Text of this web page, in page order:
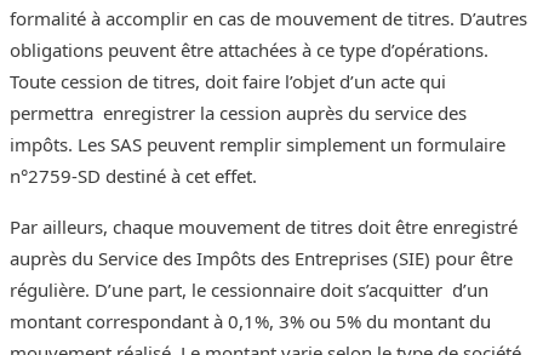
formalité à accomplir en cas de mouvement de titres. D’autres
obligations peuvent être attachées à ce type d’opérations.
Toute cession de titres, doit faire l’objet d’un acte qui
permettra enregistrer la cession auprès du service des
impôts. Les SAS peuvent remplir simplement un formulaire
n°2759-SD destiné à cet effet.
Par ailleurs, chaque mouvement de titres doit être enregistré
auprès du Service des Impôts des Entreprises (SIE) pour être
régulière. D’une part, le cessionnaire doit s’acquitter d’un
montant correspondant à 0,1%, 3% ou 5% du montant du